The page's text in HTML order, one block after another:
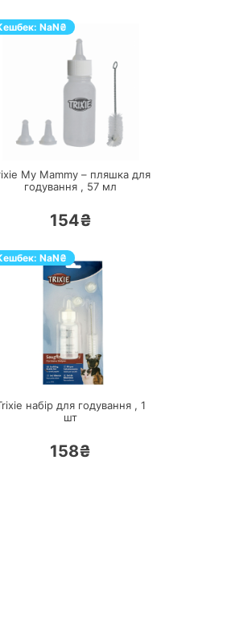
NaN₴
ПЕРЕЙТИ
My Mammy – пляшка для
годування , 57 мл
154₴
NaN₴
ПЕРЕЙТИ
набір для годування , 1
шт
158₴